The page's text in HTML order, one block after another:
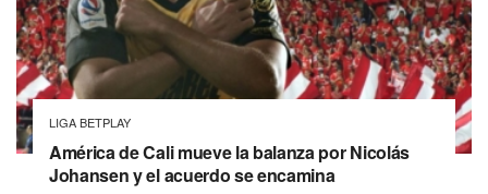
LIGA BETPLAY
América de Cali mueve la balanza por Nicolás
Johansen y el acuerdo se encamina